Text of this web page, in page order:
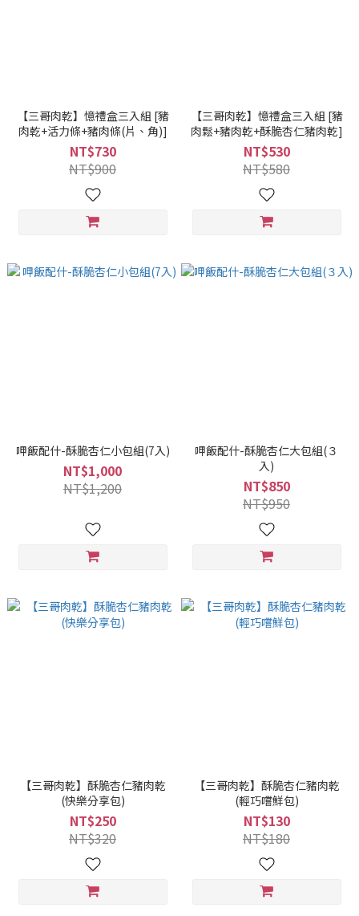
【三哥肉乾】憶禮盒三入組 [豬
肉乾+活力條+豬肉條(片、角)]
NT$730
NT$900
【三哥肉乾】憶禮盒三入組 [豬
肉鬆+豬肉乾+酥脆杏仁豬肉乾]
NT$530
NT$580
呷飯配什-酥脆杏仁小包組(7入)
NT$1,000
NT$1,200
呷飯配什-酥脆杏仁大包組(３
入)
NT$850
NT$950
【三哥肉乾】酥脆杏仁豬肉乾
(快樂分享包)
NT$250
NT$320
【三哥肉乾】酥脆杏仁豬肉乾
(輕巧嚐鮮包)
NT$130
NT$180